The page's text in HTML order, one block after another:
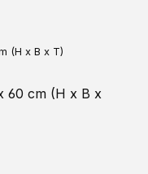
(H x B x T)
60 cm (H x B x